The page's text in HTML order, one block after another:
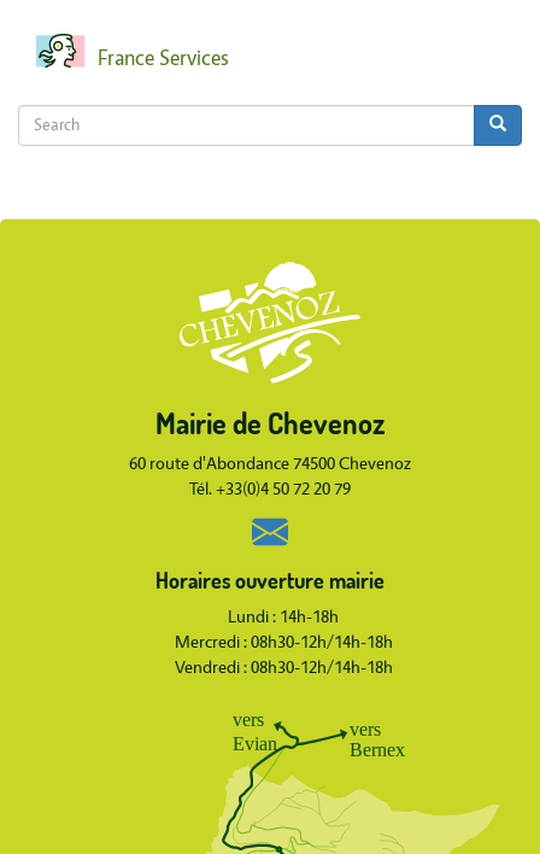
France Services
Search
Search Search
Mairie de Chevenoz
60 route d'Abondance 74500 Chevenoz
Tél. +33(0)4 50 72 20 79
Horaires ouverture mairie
Lundi : 14h-18h
Mercredi : 08h30-12h/14h-18h
Vendredi : 08h30-12h/14h-18h